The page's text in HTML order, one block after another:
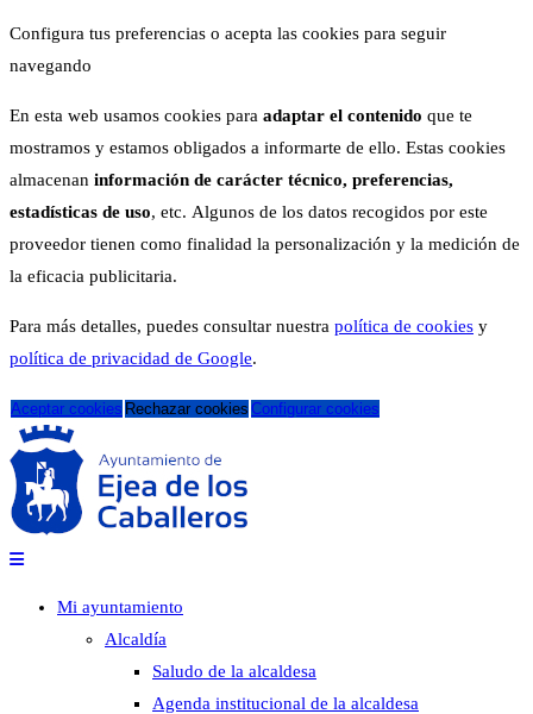
Configura tus preferencias o acepta las cookies para seguir
navegando
En esta web usamos cookies para adaptar el contenido que te
mostramos y estamos obligados a informarte de ello. Estas cookies
almacenan información de carácter técnico, preferencias,
estadísticas de uso, etc. Algunos de los datos recogidos por este
proveedor tienen como finalidad la personalización y la medición de
la eficacia publicitaria.
Para más detalles, puedes consultar nuestra política de cookies y
política de privacidad de Google.
Aceptar cookies Rechazar cookies Configurar cookies
Mi ayuntamiento
Alcaldía
Saludo de la alcaldesa
Agenda institucional de la alcaldesa